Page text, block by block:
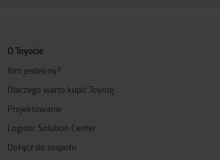
O Toyocie
Kim jesteśmy?
Dlaczego warto kupić Toyotę
Projektowanie
Logistic Solution Center
Dołącz do zespołu